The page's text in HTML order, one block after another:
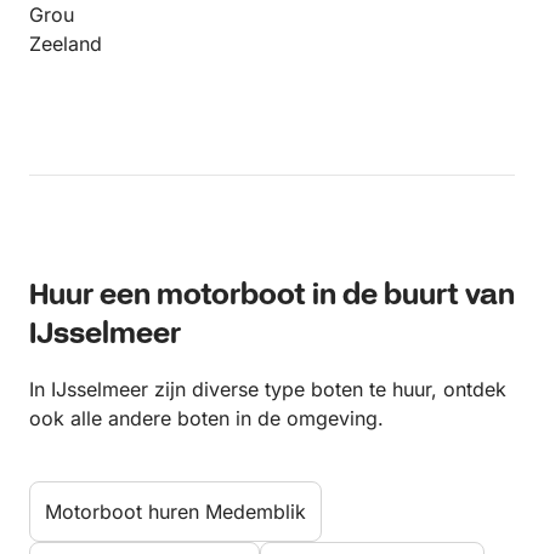
Grou
Zeeland
Huur een motorboot in de buurt van
IJsselmeer
In IJsselmeer zijn diverse type boten te huur, ontdek
ook alle andere boten in de omgeving.
Motorboot huren Medemblik